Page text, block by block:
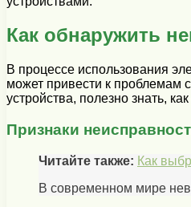
Как обнаружить
В процессе использования
может привести к проблемам
устройства, полезно знать,
Признаки
Читайте также: Как
В современном мире